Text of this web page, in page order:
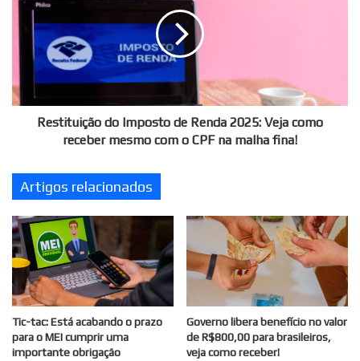
2025:
como
receber
mesmo
CPF
na
fina!
Restituição do Imposto de Renda 2025: Veja como
receber mesmo com o CPF na malha fina!
Artigos relacionados
Tic-tac: Está acabando o prazo
para o MEI cumprir uma
importante obrigação
Governo libera benefício no valor
de R$800,00 para brasileiros,
veja como receber!